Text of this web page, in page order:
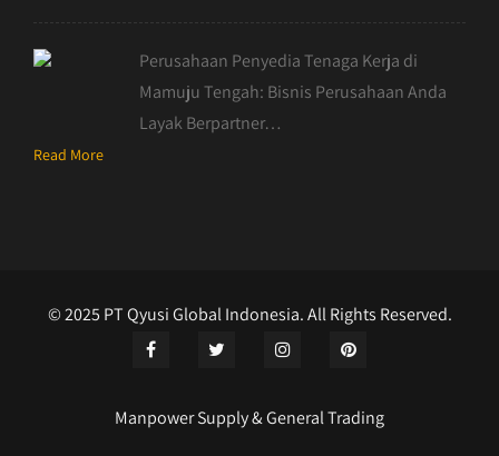
Perusahaan Penyedia Tenaga Kerja di
Mamuju Tengah: Bisnis Perusahaan Anda
Layak Berpartner…
Read More
© 2025 PT Qyusi Global Indonesia. All Rights Reserved.
Manpower Supply & General Trading